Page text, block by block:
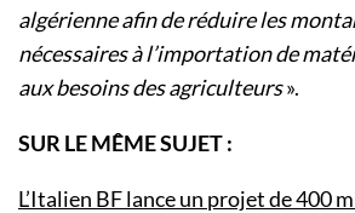
algérienne afin de réduire les
nécessaires à l’importation de
aux besoins des agriculteurs».
SUR LE MÊME SUJET :
L’Italien BF lance un projet de 400